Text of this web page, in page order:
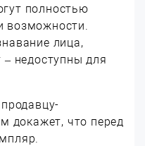
полностью
возможности.
лица,
– недоступны для
докажет, что перед